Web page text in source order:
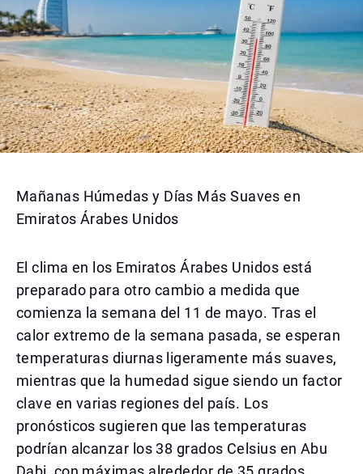
Mañanas Húmedas y Días Más Suaves en
Emiratos Árabes Unidos
El clima en los Emiratos Árabes Unidos está
preparado para otro cambio a medida que
comienza la semana del 11 de mayo. Tras el
calor extremo de la semana pasada, se esperan
temperaturas diurnas ligeramente más suaves,
mientras que la humedad sigue siendo un factor
clave en varias regiones del país. Los
pronósticos sugieren que las temperaturas
podrían alcanzar los 38 grados Celsius en Abu